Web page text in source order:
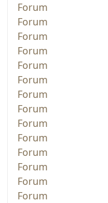
Forum
Forum
Forum
Forum
Forum
Forum
Forum
Forum
Forum
Forum
Forum
Forum
Forum
Forum